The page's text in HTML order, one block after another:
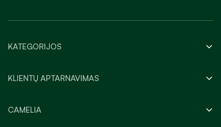
KATEGORIJOS
KLIENTŲ APTARNAVIMAS
CAMELIA